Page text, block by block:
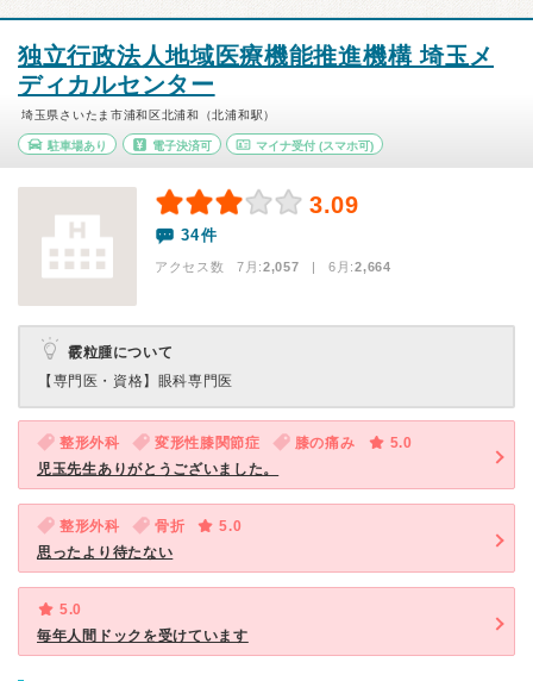
独立行政法人地域医療機能推進機構 埼玉メ
ディカルセンター
埼玉県さいたま市浦和区北浦和（北浦和駅）
駐車場あり 電子決済可 マイナ受付 (スマホ可)
3.09
34件
アクセス数 7月:2,057 | 6月:2,664
霰粒腫について
【専門医・資格】 眼科専門医
整形外科 変形性膝関節症 膝の痛み
5.0
児玉先生ありがとうございました。
整形外科 骨折
5.0
思ったより待たない
5.0
毎年人間ドックを受けています